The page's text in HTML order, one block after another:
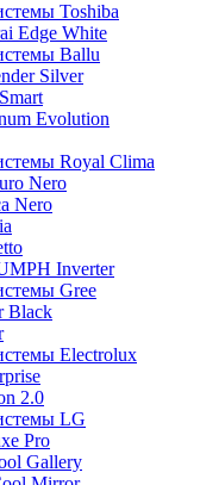
Toshiba
Edge White
Ballu
Silver
Evolution
Royal Clima
Nero
Nero
Inverter
Gree
Black
Electrolux
2.0
LG
Pro
Gallery